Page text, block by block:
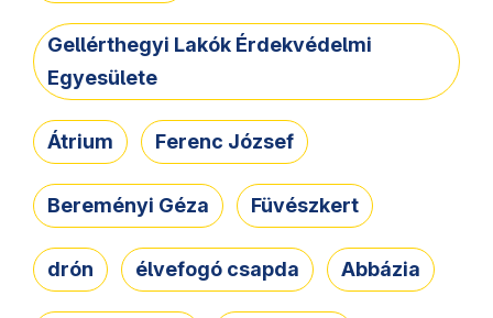
Gellérthegyi Lakók Érdekvédelmi
Egyesülete
Átrium Ferenc József
Bereményi Géza Füvészkert
drón élvefogó csapda Abbázia